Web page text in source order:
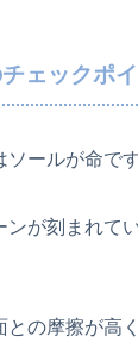
ェックポ
ールが命です
が刻まれて
の摩擦が高